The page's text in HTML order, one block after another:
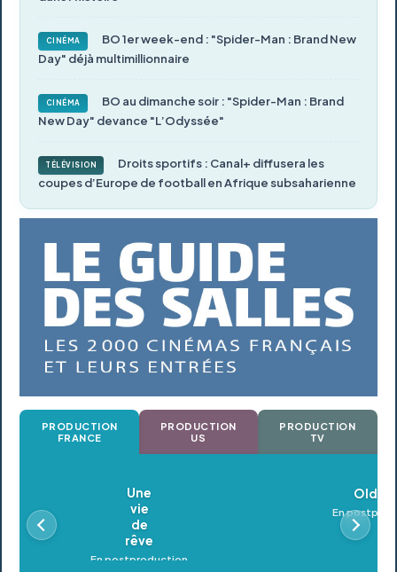
CINÉMA
BO 1er week-end : "Spider-Man : Brand New
Day" déjà multimillionnaire
CINÉMA
BO au dimanche soir : "Spider-Man : Brand
New Day" devance "L’Odyssée"
TÉLÉVISION
Droits sportifs : Canal+ diffusera les
coupes d’Europe de football en Afrique subsaharienne
PRODUCTION
FRANCE
PRODUCTION
US
PRODUCTION
TV
Oldeupe
En postproduction